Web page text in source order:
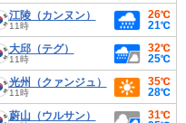
江陵（カンヌン）
11時
26℃
21℃
大邱（テグ）
11時
32℃
25℃
光州（クァンジュ）
11時
35℃
28℃
蔚山（ウルサン）
31℃